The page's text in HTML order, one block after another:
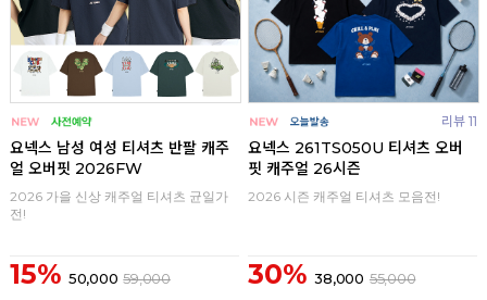
요넥스 남성 여성 티셔츠 반팔 캐주
얼 오버핏 2026FW
2026 가을 신상 캐주얼 티셔츠 균일가
전!
15% 50,000 59,000
리뷰 11
요넥스 261TS050U 티셔츠 오버
핏 캐주얼 26시즌
2026 시즌 캐주얼 티셔츠 모음전!
30% 38,000 55,000